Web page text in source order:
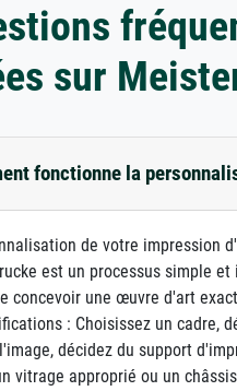
sur
fonctionne la
de votre impression
est un processus simple
concevoir une œuvre d'art
: Choisissez un cadre,
décidez du support
vitrage approprié ou un